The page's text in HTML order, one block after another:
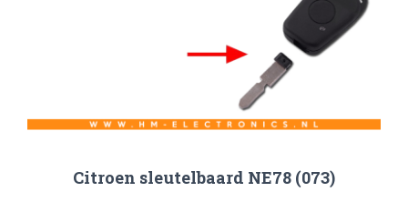
Citroen sleutelbaard NE78 (073)